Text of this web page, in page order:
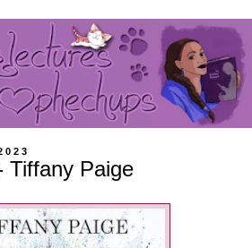
Tiffany Paige